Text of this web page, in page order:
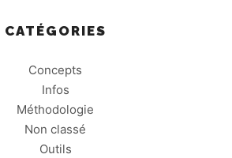
CATÉGORIES
Concepts
Infos
Méthodologie
Non classé
Outils